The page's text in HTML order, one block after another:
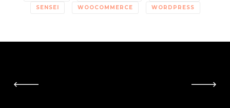
SENSEI
WOOCOMMERCE WORDPRESS